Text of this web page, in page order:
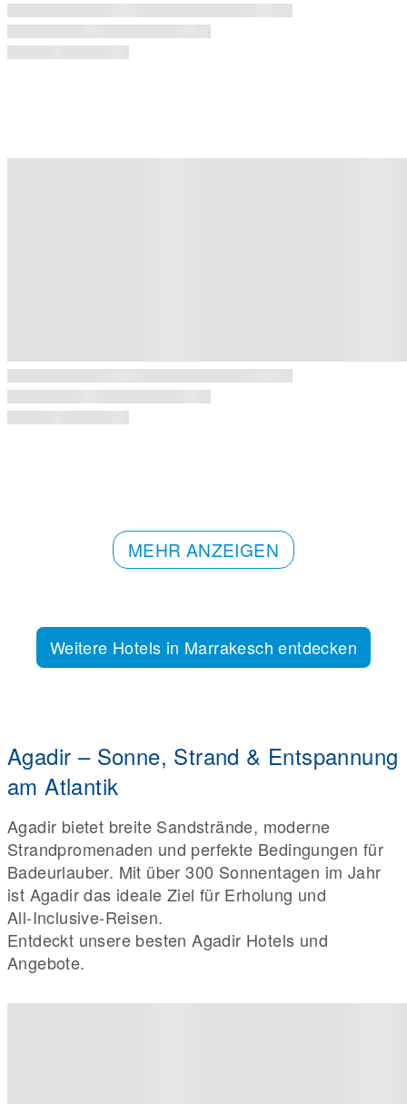
MEHR ANZEIGEN
Weitere Hotels in Marrakesch entdecken
Agadir – Sonne, Strand & Entspannung
am Atlantik
Agadir bietet breite Sandstrände, moderne
Strandpromenaden und perfekte Bedingungen für
Badeurlauber. Mit über 300 Sonnentagen im Jahr
ist Agadir das ideale Ziel für Erholung und
All‑Inclusive‑Reisen.
Entdeckt unsere besten Agadir Hotels und
Angebote.